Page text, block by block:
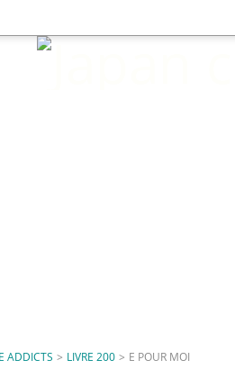
ADDICTS > LIVRE 200 > E POUR MOI